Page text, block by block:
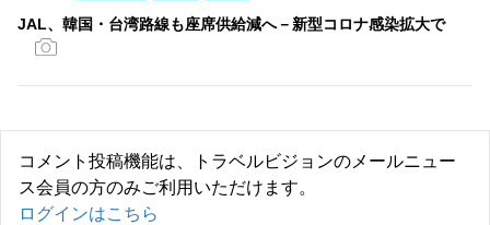
JAL、韓国・台湾路線も座席供給減へ－新型コロナ感染拡大で
コメント投稿機能は、トラベルビジョンのメールニュー
ス会員の方のみご利用いただけます。
ログインはこちら